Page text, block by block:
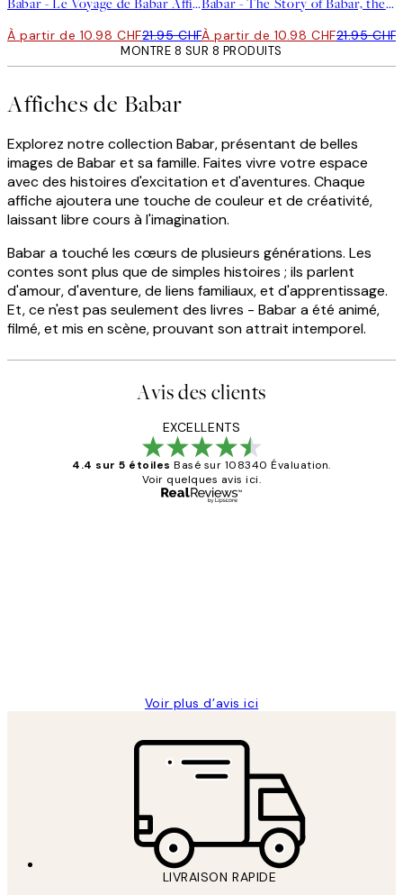
Babar - Le Voyage de Babar Affiche
À partir de 10.98 CHF21.95 CHF
Babar - The Story of Babar, the Little Elephant Affiche
À partir de 10.98 CHF21.95 CHF
MONTRE 8 SUR 8 PRODUITS
Affiches de Babar
Explorez notre collection Babar, présentant de belles
images de Babar et sa famille. Faites vivre votre espace
avec des histoires d'excitation et d'aventures. Chaque
affiche ajoutera une touche de couleur et de créativité,
laissant libre cours à l'imagination.
Babar a touché les cœurs de plusieurs générations. Les
contes sont plus que de simples histoires ; ils parlent
d'amour, d'aventure, de liens familiaux, et d'apprentissage.
Et, ce n'est pas seulement des livres - Babar a été animé,
filmé, et mis en scène, prouvant son attrait intemporel.
Avis des clients
EXCELLENTS
4.4 sur 5 étoiles Basé sur 108340 Évaluation.
Voir quelques avis ici.
Voir plus d’avis ici
LIVRAISON RAPIDE